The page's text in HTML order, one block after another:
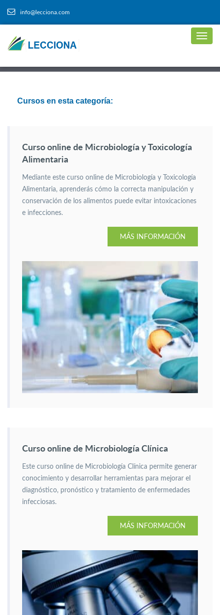
info@lecciona.com
Cursos en esta categoría:
Curso online de Microbiología y Toxicología
Alimentaria
Mediante este curso online de Microbiología y Toxicología
Alimentaria, aprenderás cómo la correcta manipulación y
conservación de los alimentos puede evitar intoxicaciones
e infecciones.
MÁS INFORMACIÓN
Curso online de Microbiología Clínica
Este curso online de Microbiología Clínica permite generar
conocimiento y desarrollar herramientas para mejorar el
diagnóstico, pronóstico y tratamiento de enfermedades
infecciosas.
MÁS INFORMACIÓN